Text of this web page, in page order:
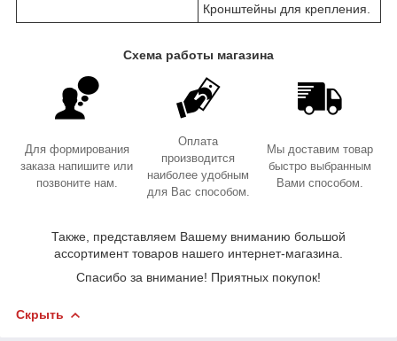
Кронштейны для крепления.
Схема работы магазина
Для формирования
заказа напишите или
позвоните нам.
Оплата
производится
наиболее удобным
для Вас способом.
Мы доставим товар
быстро выбранным
Вами способом.
Также, представляем Вашему вниманию большой
ассортимент товаров нашего интернет-магазина.
Спасибо за внимание! Приятных покупок!
Скрыть